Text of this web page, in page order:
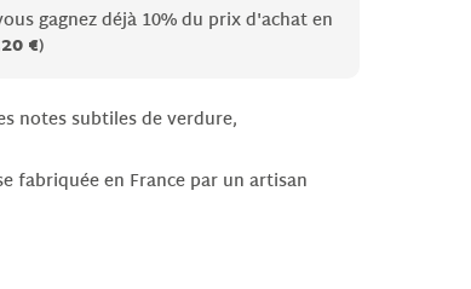
gagnez déjà 10% du prix d'achat en
€)
notes subtiles de verdure,
fabriquée en France par un artisan